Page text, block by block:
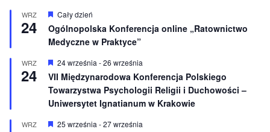
WRZ
24
W
r
ó
n
i
o
n
e
Cały dzień
Ogólnopolska Konferencja online „Ratownictwo
Medyczne w Praktyce”
WRZ
24
W
y
r
ó
ż
n
i
o
24 września -26 września
VII Międzynarodowa Konferencja Polskiego
Towarzystwa Psychologii Religii i Duchowości –
Uniwersytet Ignatianum w Krakowie
WRZ
W
25 września -27 września